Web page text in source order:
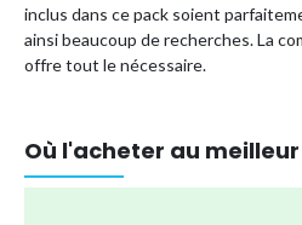
inclus dans ce pack soient
ainsi beaucoup de recherches. La
offre tout le nécessaire.
accessoires séparément.
Où l'acheter au meilleur